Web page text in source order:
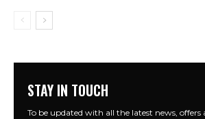
STAY IN TOUCH
To be updated with all the latest news, offers